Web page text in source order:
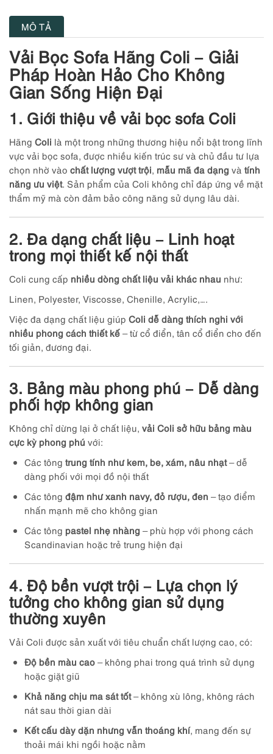
MÔ TẢ
Vải Bọc Sofa Hãng Coli – Giải
Pháp Hoàn Hảo Cho Không
Gian Sống Hiện Đại
1. Giới thiệu về vải bọc sofa Coli
Hãng Coli là một trong những thương hiệu nổi bật trong lĩnh
vực vải bọc sofa, được nhiều kiến trúc sư và chủ đầu tư lựa
chọn nhờ vào chất lượng vượt trội, mẫu mã đa dạng và tính
năng ưu việt. Sản phẩm của Coli không chỉ đáp ứng về mặt
thẩm mỹ mà còn đảm bảo công năng sử dụng lâu dài.
2. Đa dạng chất liệu – Linh hoạt
trong mọi thiết kế nội thất
Coli cung cấp nhiều dòng chất liệu vải khác nhau như:
Linen, Polyester, Viscosse, Chenille, Acrylic,….
Việc đa dạng chất liệu giúp Coli dễ dàng thích nghi với
nhiều phong cách thiết kế – từ cổ điển, tân cổ điển cho đến
tối giản, đương đại.
3. Bảng màu phong phú – Dễ dàng
phối hợp không gian
Không chỉ dừng lại ở chất liệu, vải Coli sở hữu bảng màu
cực kỳ phong phú với:
Các tông trung tính như kem, be, xám, nâu nhạt– dễ
dàng phối với mọi đồ nội thất
Các tông đậm như xanh navy, đỏ rượu, đen – tạo điểm
nhấn mạnh mẽ cho không gian
Các tông pastel nhẹ nhàng – phù hợp với phong cách
Scandinavian hoặc trẻ trung hiện đại
4. Độ bền vượt trội – Lựa chọn lý
tưởng cho không gian sử dụng
thường xuyên
Vải Coli được sản xuất với tiêu chuẩn chất lượng cao, có:
Độ bền màu cao – không phai trong quá trình sử dụng
hoặc giặt giũ
Khả năng chịu ma sát tốt– không xù lông, không rách
nát sau thời gian dài
Kết cấu dày dặn nhưng vẫn thoáng khí, mang đến sự
thoải mái khi ngồi hoặc nằm